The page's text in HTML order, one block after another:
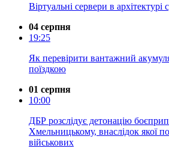
Віртуальні сервери в
04 серпня
19:25
Як перевірити вантажний
поїздкою
01 серпня
10:00
ДБР розслідує детонацію
Хмельницькому, внаслідок якої
військових